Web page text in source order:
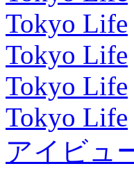
Tokyo Life
Tokyo Life
Tokyo Life
Tokyo Life
アイビュ